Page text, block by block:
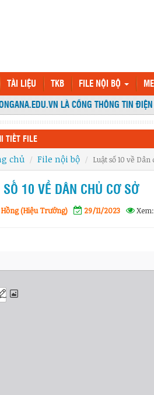
TÀI LIỆU TKB FILE NỘI BỘ
LÀ CỔNG THÔNG TIN ĐIỆN
TIẾT FILE
chủ File nội bộ Luật số 10 về Dân
SỐ 10 VỀ DÂN CHỦ CƠ SỞ
(Hiệu Trưởng) 29/11/2023 Xem: